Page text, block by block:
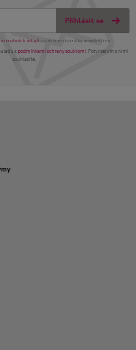
Přihlásit se
osobních údajůza účelem rozesílky newsletteru.
s podmínkami ochrany soukromí. Potvrzením s nimi
souhlasíte.